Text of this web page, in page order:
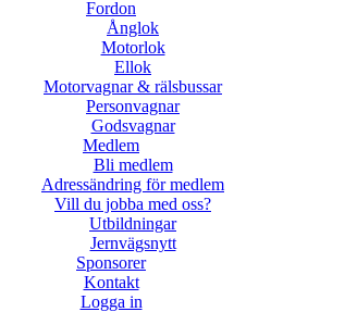
Fordon
Ånglok
Motorlok
Ellok
Motorvagnar & rälsbussar
Personvagnar
Godsvagnar
Medlem
Bli medlem
Adressändring för medlem
Vill du jobba med oss?
Utbildningar
Jernvägsnytt
Sponsorer
Kontakt
Logga in